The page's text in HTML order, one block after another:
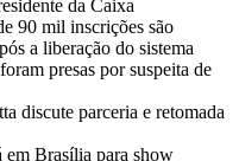
da Caixa
90 mil inscrições são
a liberação do sistema
presas por suspeita de
discute parceria e retomada
em Brasília para show